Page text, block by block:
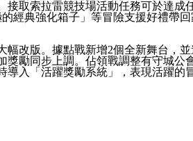
取索拉雷競技場活動任務可於達成
經典強化箱子」等冒險支援好禮帶回
幅改版。據點戰新增2個全新舞台，
獎勵同步上調。佔領戰調整有守城公
入「活躍獎勵系統」，表現活躍的